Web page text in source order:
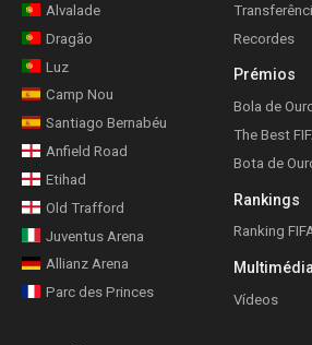
Alvalade
Dragão
Luz
Camp Nou
Santiago Bernabéu
Anfield Road
Etihad
Old Trafford
Juventus Arena
Allianz Arena
Parc des Princes
Recordes
Prémios
Bola de
The Best
Bota de
Rankings
Ranking
Multimédia
Vídeos